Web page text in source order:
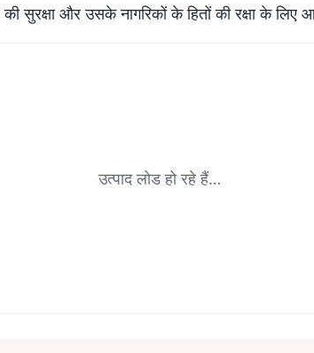
सुरक्षा और उसके नागरिकों के हितों की रक्षा के लिए
उत्पाद लोड हो रहे हैं…